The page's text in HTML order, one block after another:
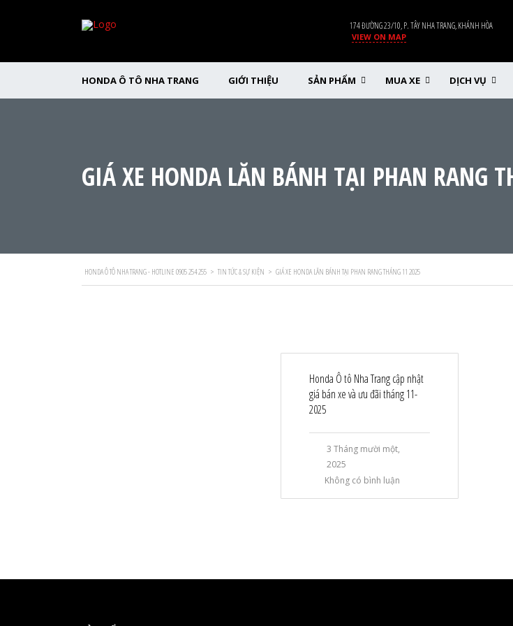
174 ĐƯỜNG 23/10, P. TÂY NHA TRANG, KHÁNH HÒA
VIEW ON MAP
HONDA Ô TÔ NHA TRANG GIỚI THIỆU SẢN PHẨM MUA XE DỊCH VỤ
GIÁ XE HONDA LĂN BÁNH TẠI PHAN RANG
HONDA Ô TÔ NHA TRANG - HOTLINE 0905 254 255 > TIN TỨC & SỰ KIỆN > GIÁ XE HONDA LĂN BÁNH TẠI PHAN RANG THÁNG 11 2025
Honda Ô tô Nha Trang cập nhật
giá bán xe và ưu đãi tháng 11-
2025
3 Tháng mười một,
2025
Không có bình luận